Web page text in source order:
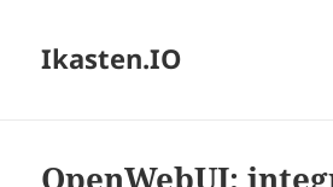
Ikasten.IO